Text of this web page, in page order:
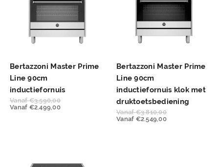
Bertazzoni Master Prime
Line 90cm
inductiefornuis
Vanaf€3.590,00
Vanaf €2.499,00
Bertazzoni Master Prime
Line 90cm
inductiefornuis klok met
druktoetsbediening
Vanaf€3.810,00
Vanaf €2.549,00